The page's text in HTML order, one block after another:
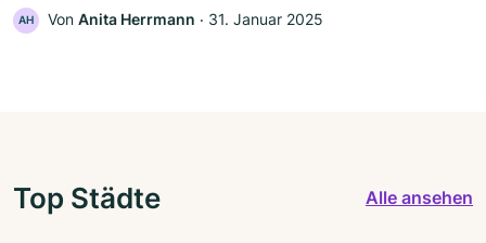
AH Von Anita Herrmann ‧ 31. Januar 2025
Top Städte Alle ansehen